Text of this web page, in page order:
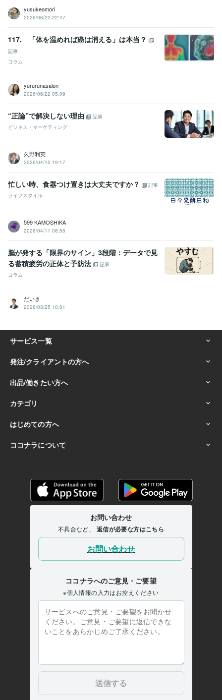
yusukeomori
2026/06/22 22:47
117. 「体を温めれば癌は消える」は本当？
記事
コラム
yururunasalon
2026/06/22 05:09
“正論”で解決しない理由
記事
ビジネス・マーケティング
久野利英
2026/04/15 19:17
忙しい時、食器つけ置きは大丈夫ですか？
記事
ライフスタイル
599 KAMOSHIKA
2026/04/11 08:55
脳が発する「限界のサイン」3段階：データで見
る蓄積疲労の正体と予防法
記事
コラム
だいき
2026/03/25 10:01